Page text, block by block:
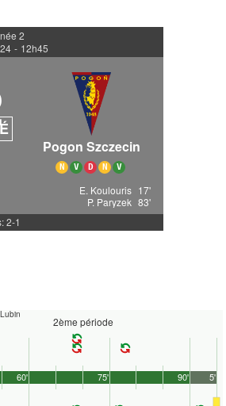
2
- 12h45
Pogon Szczecin
N V D N V
E. Koulouris 17'
P. Paryzek 83'
2-1
2ème période
90'
60' 75' 5'